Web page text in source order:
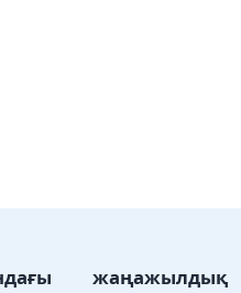
жаңажылдық